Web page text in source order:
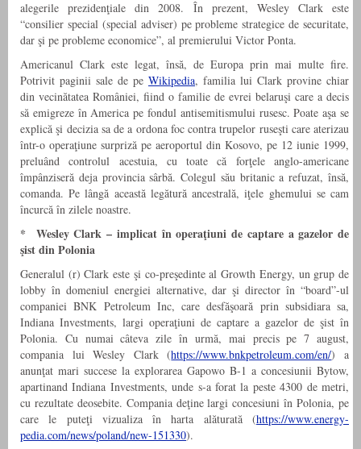
alegerile prezidenţiale din 2008. În prezent, Wesley Clark este
“consilier special (special adviser) pe probleme strategice de securitate,
dar şi pe probleme economice”, al premierului Victor Ponta.
Americanul Clark este legat, însă, de Europa prin mai multe fire.
Potrivit paginii sale de pe Wikipedia, familia lui Clark provine chiar
din vecinătatea României, fiind o familie de evrei belaruşi care a decis
să emigreze în America pe fondul antisemitismului rusesc. Poate aşa se
explică şi decizia sa de a ordona foc contra trupelor ruseşti care aterizau
într-o operaţiune surpriză pe aeroportul din Kosovo, pe 12 iunie 1999,
preluând controlul acestuia, cu toate că forţele anglo-americane
împânziseră deja provincia sârbă. Colegul său britanic a refuzat, însă,
comanda. Pe lângă această legătură ancestrală, iţele ghemului se cam
încurcă în zilele noastre.
* Wesley Clark – implicat în operaţiuni de captare a gazelor de
şist din Polonia
Generalul (r) Clark este şi co-preşedinte al Growth Energy, un grup de
lobby în domeniul energiei alternative, dar şi director în “board”-ul
companiei BNK Petroleum Inc, care desfăşoară prin subsidiara sa,
Indiana Investments, largi operaţiuni de captare a gazelor de şist în
Polonia. Cu numai câteva zile în urmă, mai precis pe 7 august,
compania lui Wesley Clark (https://www.bnkpetroleum.com/en/) a
anunţat mari succese la explorarea Gapowo B-1 a concesiunii Bytow,
apartinand Indiana Investments, unde s-a forat la peste 4300 de metri,
cu rezultate deosebite. Compania deţine largi concesiuni în Polonia, pe
care le puteţi vizualiza în harta alăturată (https://www.energy-
pedia.com/news/poland/new-151330).